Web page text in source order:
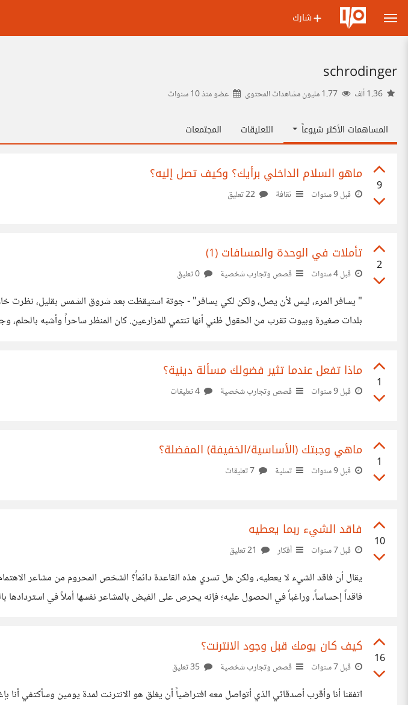
شارك
schrodinger
عضو منذ10 سنوات
المساهمات الأكثر شيوعاً التعليقات المجتمعات
9
ماهو السلام الداخلي برأيك؟ وكيف تصل إليه؟
قبل 9 سنوات ثقافة
2
تأملات في الوحدة والمسافات (1)
قبل 4 سنوات قصص وتجارب شخصية
" يسافر المرء، ليس لأن يصل، ولكن لكي يسافر" - جوتة
بلدات صغيرة وبيوت تقرب من الحقول ظني أنها تنتمي للمزارعين. كان المنظر ساحراً وأشبه
1
ماذا تفعل عندما تثير فضولك مسألة دينية؟
قبل 9 سنوات قصص وتجارب شخصية
1
ماهي وجبتك (الأساسية/الخفيفة) المفضلة؟
قبل 9 سنوات تسلية
10
فاقد الشيء ربما يعطيه
قبل 7 سنوات أفكار
يقال أن فاقد الشيء لا يعطيه، ولكن هل تسري هذه القاعدة دائماً؟ الشخص المحروم من مشاعر
فاقداً إحساساً، وراغباً في الحصول عليه؛ فإنه يحرص على الفيض بالمشاعر نفسها أملاً في استردادها
16
كيف كان يومك قبل وجود الانترنت؟
قبل 7 سنوات قصص وتجارب شخصية
اتفقنا أنا وأقرب أصدقائي الذي أتواصل معه افتراضياً أن يغلق هو الانترنت لمدة يومين وسأكتفي